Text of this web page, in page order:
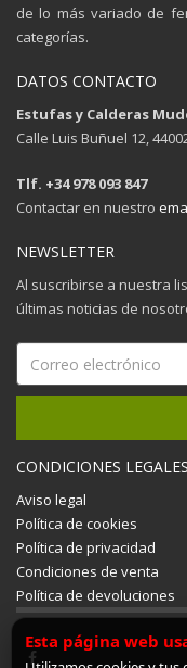
de lo más variado de
categorías.
DATOS CONTACTO
Estufas y Calderas
Calle Luis Buñuel 12,
Tlf. +34 978 093 847
Contactar en nuestro
NEWSLETTER
Al suscribirse a nuestra
últimas noticias de
CONDICIONES LEGALES
Aviso legal
Política de cookies
Política de privacidad
Condiciones de venta
Política de devoluciones
Esta página web